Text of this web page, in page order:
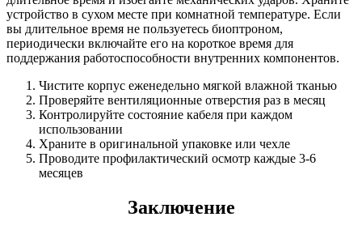
устройство в сухом месте при комнатной температуре. Если
вы длительное время не пользуетесь биоптроном,
периодически включайте его на короткое время для
поддержания работоспособности внутренних компонентов.
Чистите корпус еженедельно мягкой влажной тканью
Проверяйте вентиляционные отверстия раз в месяц
Контролируйте состояние кабеля при каждом
использовании
Храните в оригинальной упаковке или чехле
Проводите профилактический осмотр каждые 3-6
месяцев
Заключение